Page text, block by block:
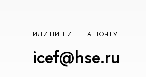
ИЛИ ПИШИТЕ НА ПОЧТУ
icef@hse.ru